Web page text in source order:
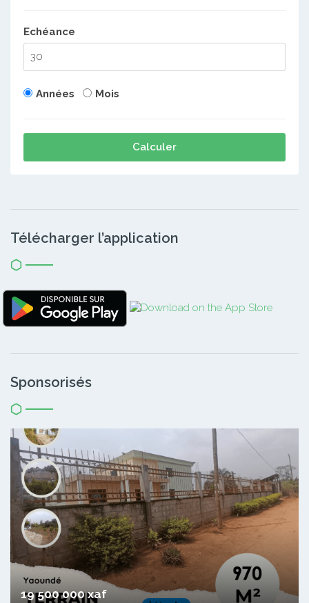
Echéance
Années Mois
Calculer
Télécharger l’application
Sponsorisés
19 500 000 xaf